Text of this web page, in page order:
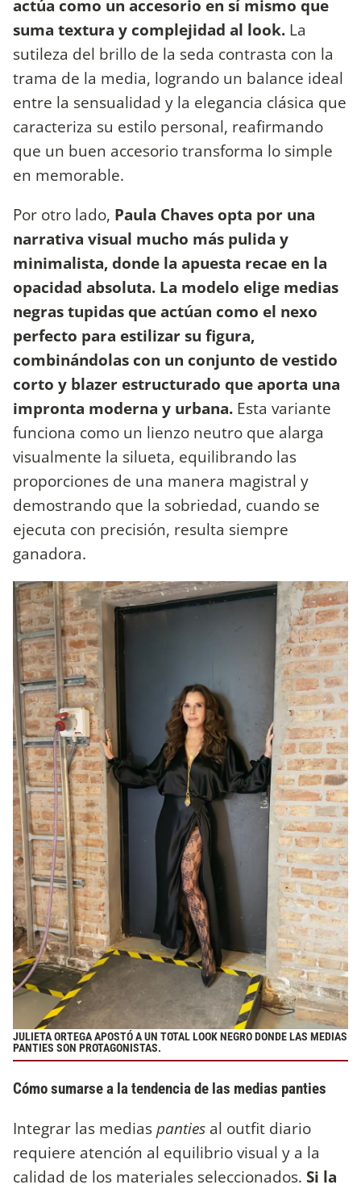
actúa como un accesorio en sí mismo que
suma textura y complejidad al look. La
sutileza del brillo de la seda contrasta con la
trama de la media, logrando un balance ideal
entre la sensualidad y la elegancia clásica que
caracteriza su estilo personal, reafirmando
que un buen accesorio transforma lo simple
en memorable.
Por otro lado, Paula Chaves opta por una
narrativa visual mucho más pulida y
minimalista, donde la apuesta recae en la
opacidad absoluta. La modelo elige medias
negras tupidas que actúan como el nexo
perfecto para estilizar su figura,
combinándolas con un conjunto de vestido
corto y blazer estructurado que aporta una
impronta moderna y urbana. Esta variante
funciona como un lienzo neutro que alarga
visualmente la silueta, equilibrando las
proporciones de una manera magistral y
demostrando que la sobriedad, cuando se
ejecuta con precisión, resulta siempre
ganadora.
JULIETA ORTEGA APOSTÓ A UN TOTAL LOOK NEGRO DONDE LAS MEDIAS
PANTIES SON PROTAGONISTAS.
Cómo sumarse a la tendencia de las medias panties
Integrar las mediaspanties al outfit diario
requiere atención al equilibrio visual y a la
calidad de los materiales seleccionados. Si la